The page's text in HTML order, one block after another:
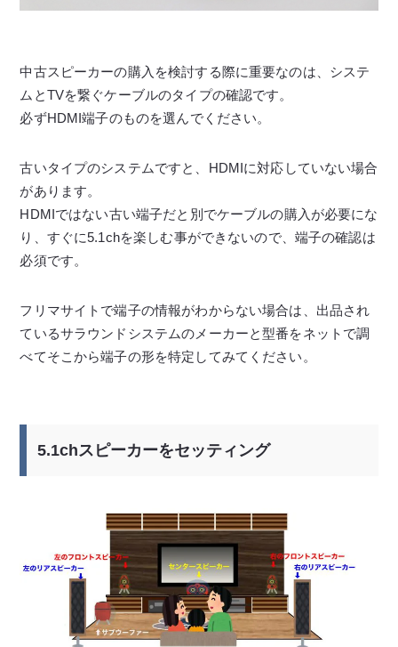
中古スピーカーの購入を検討する際に重要なのは、システ
ムとTVを繋ぐケーブルのタイプの確認です。
必ずHDMI端子のものを選んでください。
古いタイプのシステムですと、HDMIに対応していない場合
があります。
HDMIではない古い端子だと別でケーブルの購入が必要にな
り、すぐに5.1chを楽しむ事ができないので、端子の確認は
必須です。
フリマサイトで端子の情報がわからない場合は、出品され
ているサラウンドシステムのメーカーと型番をネットで調
べてそこから端子の形を特定してみてください。
5.1chスピーカーをセッティング